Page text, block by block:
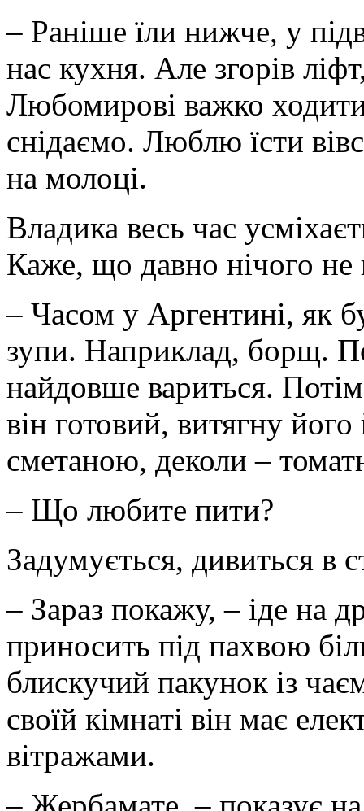
– Раніше їли нижче, у
нас кухня. Але згорів
Любомирові важко
снідаємо. Люблю їсти
на молоці.
Владика весь час
Каже, що давно нічого не
– Часом у Аргентині, як
зупи. Наприклад, борщ.
найдовше вариться.
він готовий, витягну
сметаною, деколи –
– Що любите пити?
Задумується, дивиться в
– Зараз покажу, – іде на
приносить під пахвою
блискучий пакунок із
своїй кімнаті він має
вітражами.